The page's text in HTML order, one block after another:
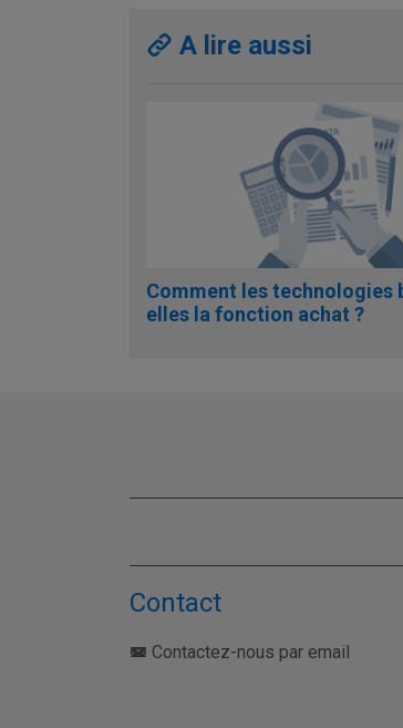
A lire aussi
Comment les technologies
elles la fonction achat ?
Contact
Contactez-nous par email